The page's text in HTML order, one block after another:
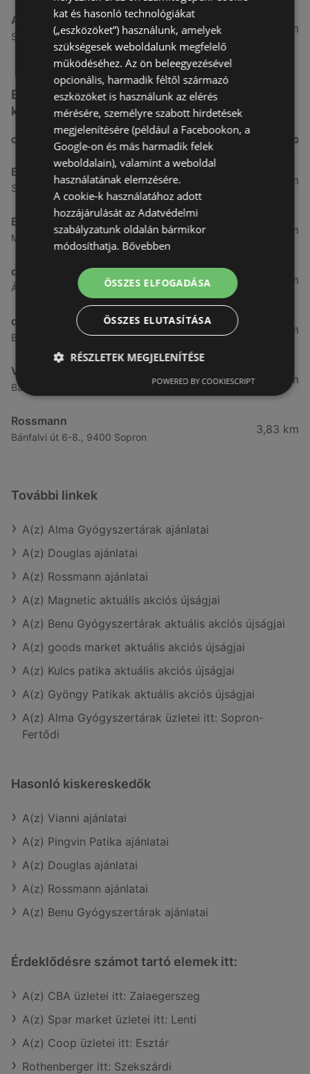
Alma Gyógyszertárak
Szabadság u. 31, 9431 Fertőd
27,8 km
Egyéb Kozmetikumok és Drogéria üzletek a
közelben
CÍM TÁVOLSÁG
Benu Gyógyszertárak
Soproni utca 18., 9423 Ágfalva
0,27 km
Benu Gyógyszertárak
Malompatak U.10, 9400 Sopron
2,55 km
dm
Ágfalvi út 4, 9400, 9400 Sopron
3,26 km
dm
Besenyő u. 23, 9400 Sopron
3,28 km
Vianni
Bánfalvi út 14., 9400 Sopron
3,57 km
Rossmann
Bánfalvi út 6-8., 9400 Sopron
3,83 km
További linkek
A(z) Alma Gyógyszertárak ajánlatai
A(z) Douglas ajánlatai
A(z) Rossmann ajánlatai
A(z) Magnetic aktuális akciós újságjai
A(z) Benu Gyógyszertárak aktuális akciós újságjai
A(z) goods market aktuális akciós újságjai
A(z) Kulcs patika aktuális akciós újságjai
A(z) Gyöngy Patikak aktuális akciós újságjai
A(z) Alma Gyógyszertárak üzletei itt: Sopron-
Fertődi
Hasonló kiskereskedők
A(z) Vianni ajánlatai
A(z) Pingvin Patika ajánlatai
A(z) Douglas ajánlatai
A(z) Rossmann ajánlatai
A(z) Benu Gyógyszertárak ajánlatai
Érdeklődésre számot tartó elemek itt:
A(z) CBA üzletei itt: Zalaegerszeg
A(z) Spar market üzletei itt: Lenti
A(z) Coop üzletei itt: Esztár
Rothenberger itt: Szekszárdi
kat és hasonló technológiákat
(„eszközöket”) használunk, amelyek
szükségesek weboldalunk megfelelő
működéséhez. Az ön beleegyezésével
opcionális, harmadik féltől származó
eszközöket is használunk az elérés
mérésére, személyre szabott hirdetések
megjelenítésére (például a Facebookon, a
Google-on és más harmadik felek
weboldalain), valamint a weboldal
használatának elemzésére.
A cookie-k használatához adott
hozzájárulását az Adatvédelmi
szabályzatunk oldalán bármikor
módosíthatja. Bővebben
ÖSSZES ELFOGADÁSA
ÖSSZES ELUTASÍTÁSA
RÉSZLETEK MEGJELENÍTÉSE
POWERED BY COOKIESCRIPT